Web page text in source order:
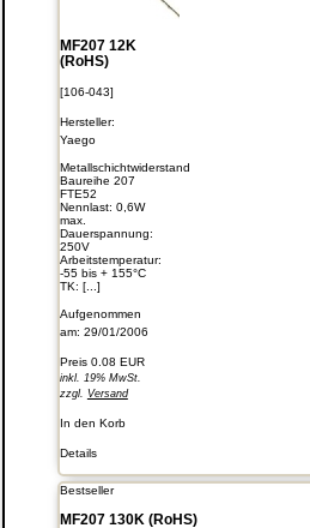
MF207 12K
(RoHS)
[106-043]
Hersteller:
Yaego
Metallschichtwiderstand
Baureihe 207
FTE52
Nennlast: 0,6W
max.
Dauerspannung:
250V
Arbeitstemperatur:
-55 bis + 155°C
TK: [...]
Aufgenommen
am: 29/01/2006
Preis 0.08 EUR
inkl. 19% MwSt.
zzgl. Versand
In den Korb
Details
Bestseller
MF207 130K (RoHS)